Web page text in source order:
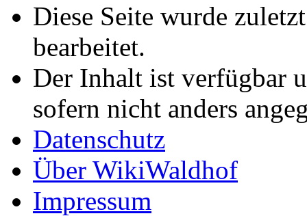
Diese Seite wurde
bearbeitet.
Der Inhalt ist verfügbar
sofern nicht anders
Datenschutz
Über WikiWaldhof
Impressum